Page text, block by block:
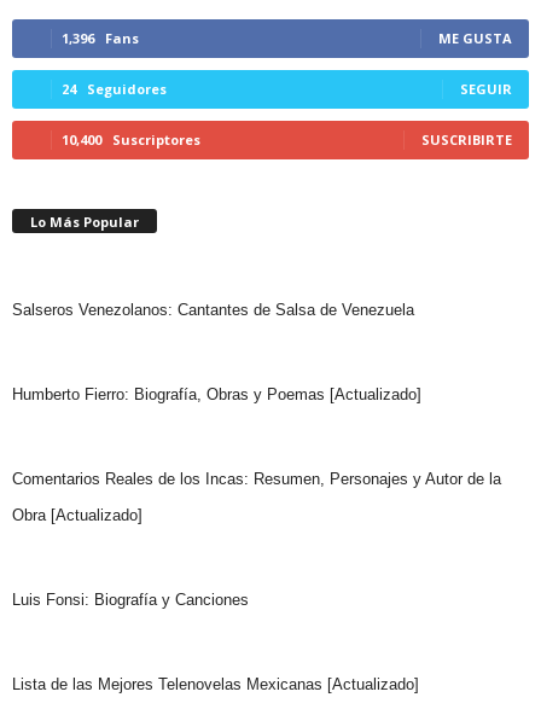
1,396 Fans ME GUSTA
24 Seguidores SEGUIR
10,400 Suscriptores SUSCRIBIRTE
Lo Más Popular
Salseros Venezolanos: Cantantes de Salsa de Venezuela
Humberto Fierro: Biografía, Obras y Poemas [Actualizado]
Comentarios Reales de los Incas: Resumen, Personajes y Autor de la
Obra [Actualizado]
Luis Fonsi: Biografía y Canciones
Lista de las Mejores Telenovelas Mexicanas [Actualizado]